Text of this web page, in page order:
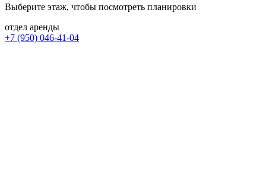
Выберите этаж, чтобы посмотреть планировки
отдел аренды
+7 (950) 046-41-04